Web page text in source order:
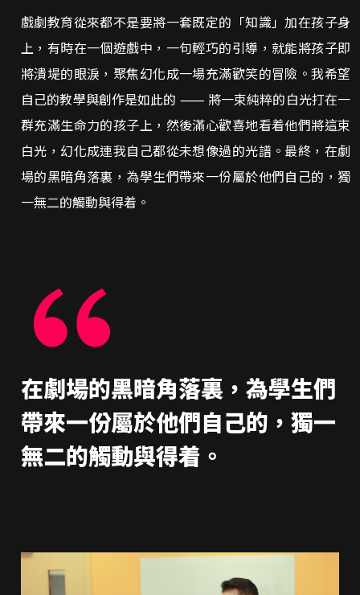
戲劇教育從來都不是要將一套既定的「知識」加在孩子身
上，有時在一個遊戲中，一句輕巧的引導，就能將孩子即
將潰堤的眼淚，聚焦幻化成一場充滿歡笑的冒險。我希望
自己的教學與創作是如此的 ⸺ 將一束純粹的白光打在一
群充滿生命力的孩子上，然後滿心歡喜地看着他們將這束
白光，幻化成連我自己都從未想像過的光譜。最終，在劇
場的黑暗角落裏，為學生們帶來一份屬於他們自己的，獨
一無二的觸動與得着。
在劇場的黑暗角落裏，為學生們
帶來一份屬於他們自己的，獨一
無二的觸動與得着。